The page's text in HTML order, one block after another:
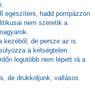
egészíteni, hadd pompázzon
nem szeretik a
kezéből, de persze az is
a kétségtelen
legutóbb nem lépett rá a
de drukkoljunk, vallásos